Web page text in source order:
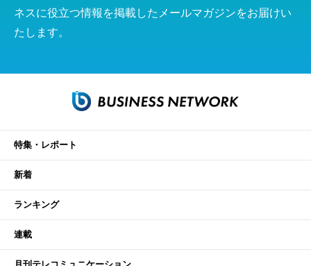
ネスに役立つ情報を掲載したメールマガジンをお届けい
たします。
特集・レポート
新着
ランキング
連載